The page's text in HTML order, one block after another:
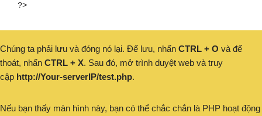
?>
Chúng ta phải lưu và đóng nó lại. Để lưu, nhấn CTRL + O và để
thoát, nhấn CTRL + X. Sau đó, mở trình duyệt web và truy
cập http://Your-serverIP/test.php.
Nếu bạn thấy màn hình này, bạn có thể chắc chắn là PHP hoạt động